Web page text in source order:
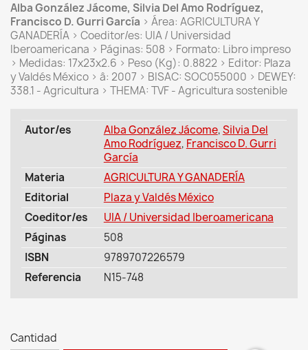
Alba González Jácome, Silvia Del Amo Rodríguez,
Francisco D. Gurri García > Área: AGRICULTURA Y
GANADERÍA > Coeditor/es: UIA / Universidad
Iberoamericana > Páginas: 508 > Formato: Libro impreso
> Medidas: 17x23x2.6 > Peso (Kg): 0.8822 > Editor: Plaza
y Valdés México > â: 2007 > BISAC: SOC055000 > DEWEY:
338.1 - Agricultura > THEMA: TVF - Agricultura sostenible
Autor/es Alba González Jácome,Silvia Del
Amo Rodríguez, Francisco D. Gurri
García
Materia
AGRICULTURA Y GANADERÍA
Editorial
Plaza y Valdés México
Coeditor/es
UIA / Universidad Iberoamericana
Páginas
508
ISBN
9789707226579
Referencia
N15-748
Cantidad